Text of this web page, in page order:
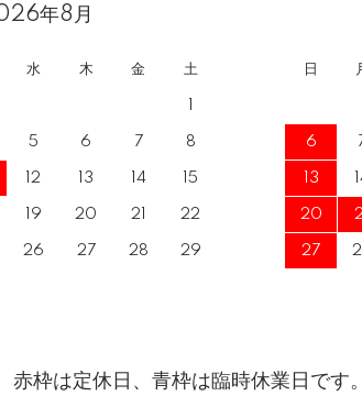
年8月
水 木 金 土
5 6 7 8
12 13 14 15
19 20 21 22
26 27 28 29
日
6
13
20
27
赤枠は定休日、青枠は臨時休業日です